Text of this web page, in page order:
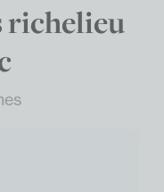
richelieu